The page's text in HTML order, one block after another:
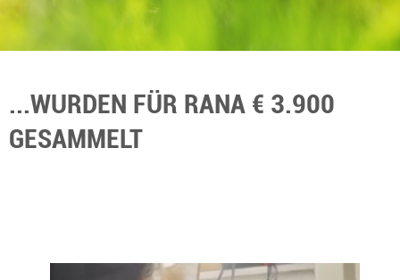
...WURDEN FÜR RANA € 3.900
GESAMMELT